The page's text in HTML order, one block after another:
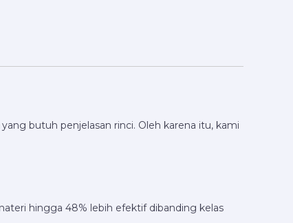
butuh penjelasan rinci. Oleh karena itu, kami
hingga 48% lebih efektif dibanding kelas